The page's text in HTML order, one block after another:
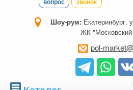
Шоу-рум: Екатеринбург,
ЖК "Московский
pol-